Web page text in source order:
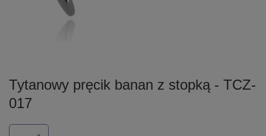
Tytanowy pręcik banan z stopką - TCZ-
017